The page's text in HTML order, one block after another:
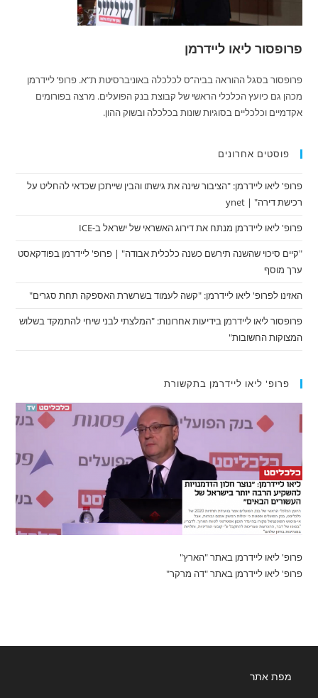
פרופסור ליאו ליידרמן
פרופסור בסגל ההוראה בביה”ס לכלכלה באוניברסיטת ת”א. פרופ’ ליידרמן
מכהן גם כיועץ הכלכלי הראשי של קבוצת בנק הפועלים. מרצה בפורומים
אקדמיים וכלכליים בסוגיות שונות בכלכלה ובשוק ההון.
פוסטים אחרונים
פרופ' ליאו ליידרמן: "הציבור שינה את גישתו והבין שייתכן שכדאי להחליט על
רכישת דירה" | ynet
פרופ' ליאו ליידרמן מנתח את דירוג האשראי של ישראל ב-ICE
"קיים סיכוי שהשנה תירשם כשנה כלכלית אבודה" | פרופ' ליידרמן בפודקאסט
ערך מוסף
האזינו לפרופ' ליאו ליידרמן: "קשה לעמוד בשרשרת האספקה תחת סגרים"
פרופסור ליאו ליידרמן בידיעות אחרונות: "המלצתי לבני שיחי להתמקד בשלוש
המצוקות החשובות"
פרופ' ליאו ליידרמן בתקשורת
פרופ' ליאו ליידרמן באתר "הארץ"
פרופ' ליאו ליידרמן באתר "דה מרקר"
מפת אתר